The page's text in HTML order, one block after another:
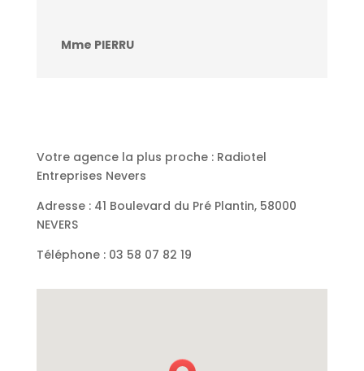
Mme PIERRU
Votre agence la plus proche : Radiotel
Entreprises Nevers
Adresse : 41 Boulevard du Pré Plantin, 58000
NEVERS
Téléphone : 03 58 07 82 19